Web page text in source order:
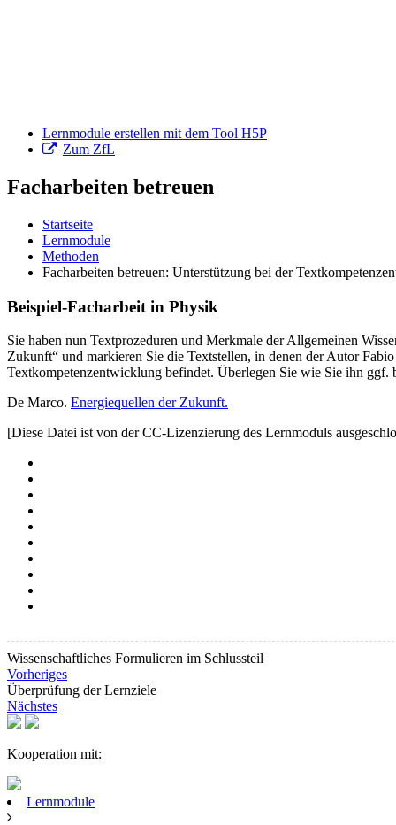
Lernmodule erstellen mit dem Tool H5P
Zum ZfL
Facharbeiten betreuen
Startseite
Lernmodule
Methoden
Facharbeiten betreuen: Unterstützung bei der
Beispiel-Facharbeit in Physik
Sie haben nun Textprozeduren und Merkmale der Allgemeinen
Zukunft“ und markieren Sie die Textstellen, in denen der Autor
Textkompetenzentwicklung befindet. Überlegen Sie wie Sie ihn
De Marco. Energiequellen der Zukunft.
[Diese Datei ist von der CC-Lizenzierung des Lernmoduls
Wissenschaftliches Formulieren im Schlussteil
Vorheriges
Überprüfung der Lernziele
Nächstes
Kooperation mit:
Lernmodule